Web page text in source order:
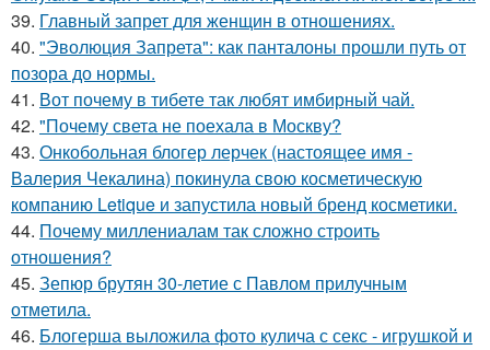
39. Главный запрет для женщин в отношениях.
40. "Эволюция Запрета": как панталоны прошли путь от
позора до нормы.
41. Вот почему в тибете так любят имбирный чай.
42. "Почему света не поехала в Москву?
43. Онкобольная блогер лерчек (настоящее имя -
Валерия Чекалина) покинула свою косметическую
компанию Letique и запустила новый бренд косметики.
44. Почему миллениалам так сложно строить
отношения?
45. Зепюр брутян 30-летие с Павлом прилучным
отметила.
46. Блогерша выложила фото кулича с секс - игрушкой и